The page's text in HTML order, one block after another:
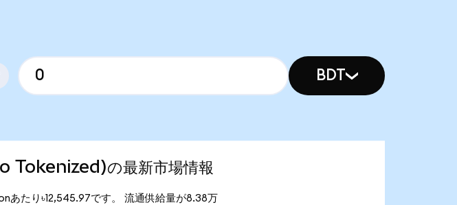
BDT
の最新市場情報
あたり৳12,545.97です。 流通供給量が8.38万